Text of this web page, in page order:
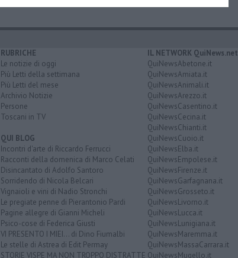
RUBRICHE
Le notizie di oggi
Più Letti della settimana
Più Letti del mese
Archivio Notizie
Persone
Toscani in TV
QUI BLOG
Incontri d'arte di Riccardo Ferrucci
Racconti della domenica di Marco Celati
Disincantato di Adolfo Santoro
Sorridendo di Nicola Belcari
Vignaioli e vini di Nadio Stronchi
Le pregiate penne di Pierantonio Pardi
Pagine allegre di Gianni Micheli
Psico-cose di Federica Giusti
VI PRESENTO I MIEI... di Dino Fiumalbi
Le stelle di Astrea di Edit Permay
STORIE VISPE MA NON TROPPO DISTRATTE
IL NETWORK QuiNews.net
QuiNewsAbetone.it
QuiNewsAmiata.it
QuiNewsAnimali.it
QuiNewsArezzo.it
QuiNewsCasentino.it
QuiNewsCecina.it
QuiNewsChianti.it
QuiNewsCuoio.it
QuiNewsElba.it
QuiNewsEmpolese.it
QuiNewsFirenze.it
QuiNewsGarfagnana.it
QuiNewsGrosseto.it
QuiNewsLivorno.it
QuiNewsLucca.it
QuiNewsLunigiana.it
QuiNewsMaremma.it
QuiNewsMassaCarrara.it
QuiNewsMugello.it